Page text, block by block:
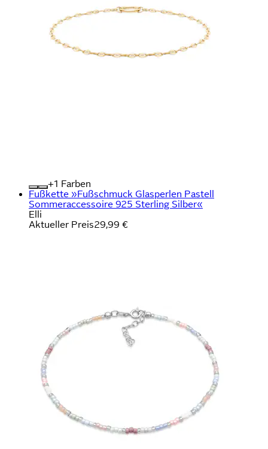
+
Farben
Fußkette »Fußschmuck Glasperlen Pastell
Sommeraccessoire 925 Sterling Silber«
Elli
Aktueller Preis29,99 €